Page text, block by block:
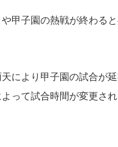
甲子園の熱戦が終わる
により甲子園の試合が
って試合時間が変更さ